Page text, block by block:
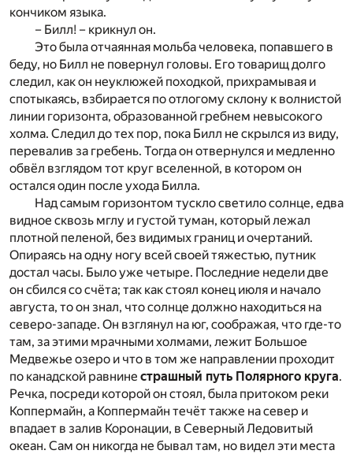
кончиком языка.
– Билл! – крикнул он.
Это была отчаянная мольба человека, попавшего в
беду, но Билл не повернул головы. Его товарищ долго
следил, как он неуклюжей походкой, прихрамывая и
спотыкаясь, взбирается по отлогому склону к волнистой
линии горизонта, образованной гребнем невысокого
холма. Следил до тех пор, пока Билл не скрылся из виду,
перевалив за гребень. Тогда он отвернулся и медленно
обвёл взглядом тот круг вселенной, в котором он
остался один после ухода Билла.
Над самым горизонтом тускло светило солнце, едва
видное сквозь мглу и густой туман, который лежал
плотной пеленой, без видимых границ и очертаний.
Опираясь на одну ногу всей своей тяжестью, путник
достал часы. Было уже четыре. Последние недели две
он сбился со счёта; так как стоял конец июля и начало
августа, то он знал, что солнце должно находиться на
северо-западе. Он взглянул на юг, соображая, что где-то
там, за этими мрачными холмами, лежит Большое
Медвежье озеро и что в том же направлении проходит
по канадской равнине страшный путь Полярного круга.
Речка, посреди которой он стоял, была притоком реки
Коппермайн, а Коппермайн течёт также на север и
впадает в залив Коронации, в Северный Ледовитый
океан. Сам он никогда не бывал там, но видел эти места